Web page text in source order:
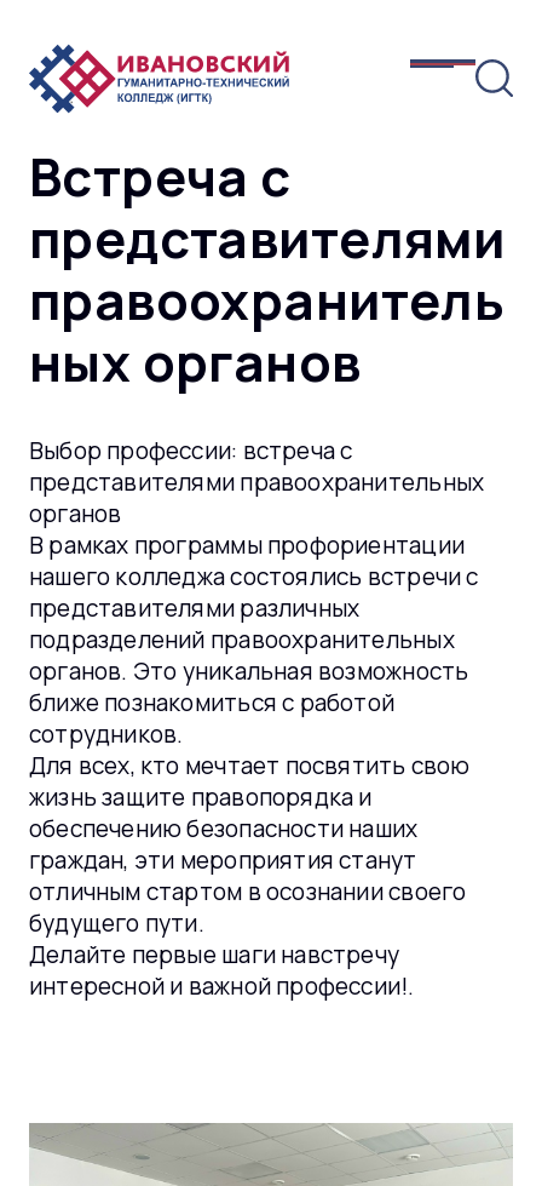
Встреча с
представителями
правоохранитель
ных органов
Выбор профессии: встреча с
представителями правоохранительных
органов
В рамках программы профориентации
нашего колледжа состоялись встречи с
представителями различных
подразделений правоохранительных
органов. Это уникальная возможность
ближе познакомиться с работой
сотрудников.
Для всех, кто мечтает посвятить свою
жизнь защите правопорядка и
обеспечению безопасности наших
граждан, эти мероприятия станут
отличным стартом в осознании своего
будущего пути.
Делайте первые шаги навстречу
интересной и важной профессии!.